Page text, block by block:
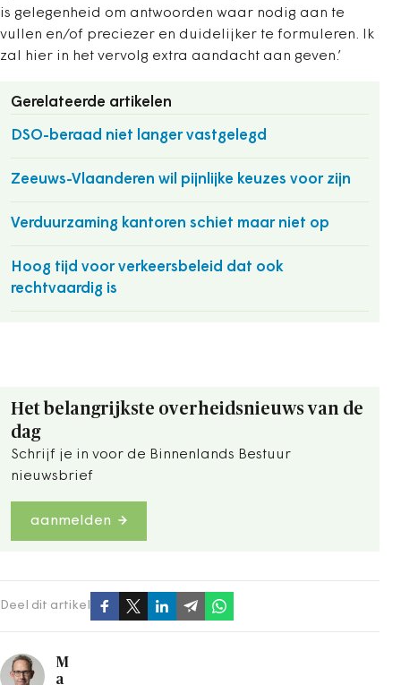
is gelegenheid om antwoorden waar nodig aan te
vullen en/of preciezer en duidelijker te formuleren. Ik
zal hier in het vervolg extra aandacht aan geven.’
Gerelateerde artikelen
DSO-beraad niet langer vastgelegd
Zeeuws-Vlaanderen wil pijnlijke keuzes voor zijn
Verduurzaming kantoren schiet maar niet op
Hoog tijd voor verkeersbeleid dat ook
rechtvaardig is
Het belangrijkste overheidsnieuws van de
dag
Schrijf je in voor de Binnenlands Bestuur
nieuwsbrief
aanmelden
Deel dit artikel
M
a